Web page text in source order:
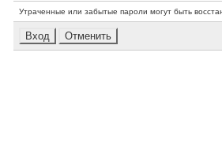
Утраченные или забытые пароли могут быть